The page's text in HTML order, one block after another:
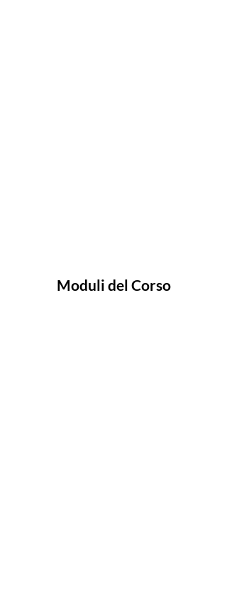
Moduli del Corso